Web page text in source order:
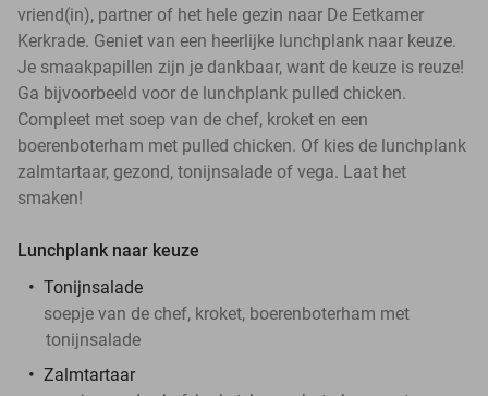
vriend(in), partner of het hele gezin naar De Eetkamer
Kerkrade. Geniet van een heerlijke lunchplank naar keuze.
Je smaakpapillen zijn je dankbaar, want de keuze is reuze!
Ga bijvoorbeeld voor de lunchplank pulled chicken.
Compleet met soep van de chef, kroket en een
boerenboterham met pulled chicken. Of kies de lunchplank
zalmtartaar, gezond, tonijnsalade of vega. Laat het
smaken!
Lunchplank naar keuze
Tonijnsalade
soepje van de chef, kroket, boerenboterham met
tonijnsalade
Zalmtartaar